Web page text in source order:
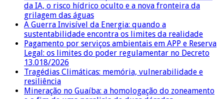
da IA, o risco hídrico oculto e a nova fronteira da
grilagem das águas
A Guerra Invisível da Energia: quando a
sustentabilidade encontra os limites da realidade
Pagamento por serviços ambientais em APP e Reserva
Legal: os limites do poder regulamentar no Decreto
13.018/2026
Tragédias Climáticas: memória, vulnerabilidade e
resiliência
Mineração no Guaíba: a homologação do zoneamento